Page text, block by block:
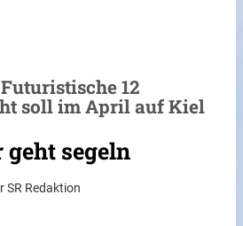
12
soll im April auf Kiel
segeln
SR Redaktion